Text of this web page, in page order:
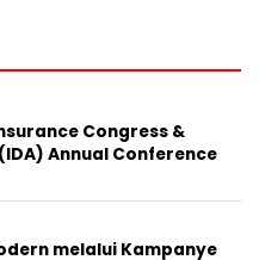
Congress &
Annual Conference
melalui Kampanye